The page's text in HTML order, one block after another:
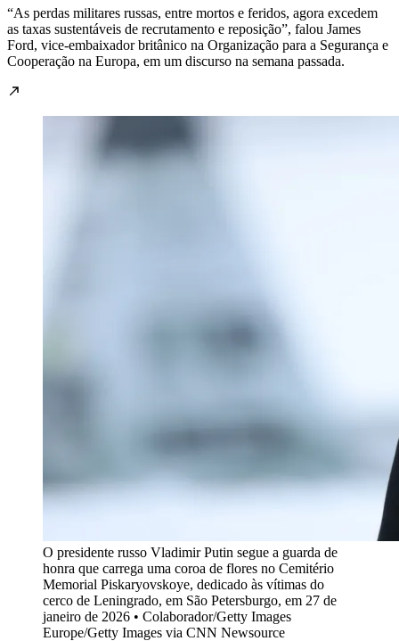
“As perdas militares russas, entre mortos e feridos, agora excedem
as taxas sustentáveis ​​de recrutamento e reposição”, falou James
Ford, vice-embaixador britânico na Organização para a Segurança e
Cooperação na Europa, em um discurso na semana passada.
O presidente russo Vladimir Putin segue a guarda de
honra que carrega uma coroa de flores no Cemitério
Memorial Piskaryovskoye, dedicado às vítimas do
cerco de Leningrado, em São Petersburgo, em 27 de
janeiro de 2026 • Colaborador/Getty Images
Europe/Getty Images via CNN Newsource